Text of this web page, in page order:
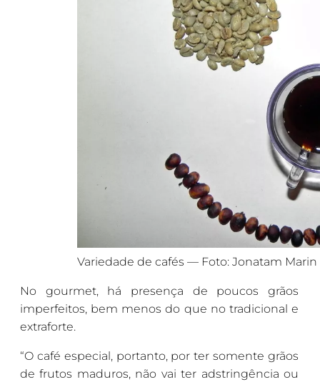
Variedade de cafés — Foto: Jonatam Marin
No gourmet, há presença de poucos grãos
imperfeitos, bem menos do que no tradicional e
extraforte.
“O café especial, portanto, por ter somente grãos
de frutos maduros, não vai ter adstringência ou